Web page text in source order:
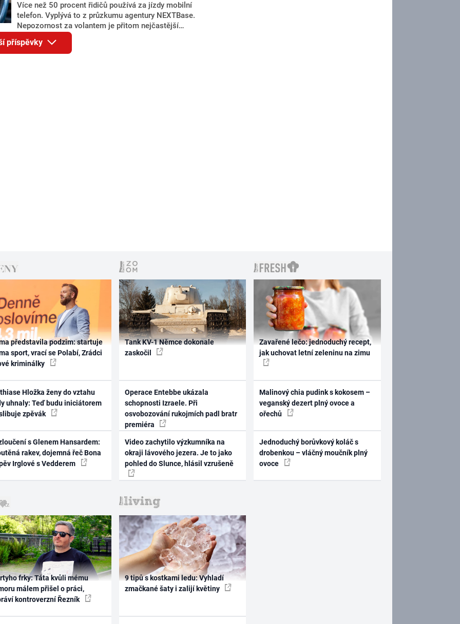
Více než 50 procent řidičů používá za jízdy mobilní
telefon. Vyplývá to z průzkumu agentury NEXTBase.
Nepozornost za volantem je přitom nejčastější
příčinou dopravních nehod. I proto čekají řidiče od
příštího roku přísnější postihy. A to jak finanční, tak i
bodové.
příspěvky
představila podzim: startuje
sport, vrací se Polabí, Zrádci
kriminálky
Hložka ženy do vztahu
uhnaly: Teď budu iniciátorem
zpěvák
s Glenem Hansardem:
rakev, dojemná řeč Bona
Irglové s Vedderem
Tank KV-1 Němce dokonale
zaskočil
Operace Entebbe ukázala
schopnosti Izraele. Při
osvobozování rukojmích padl bratr
premiéra
Video zachytilo výzkumníka na
okraji lávového jezera. Je to jako
pohled do Slunce, hlásil vzrušeně
Zavařené lečo: jednoduchý recept,
jak uchovat letní zeleninu na zimu
Malinový chia pudink s kokosem –
veganský dezert plný ovoce a
ořechů
Jednoduchý borůvkový koláč s
drobenkou – vláčný moučník plný
ovoce
frky: Táta kvůli mému
málem přišel o práci,
kontroverzní Řezník
9 tipů s kostkami ledu: Vyhladí
zmačkané šaty i zalijí květiny